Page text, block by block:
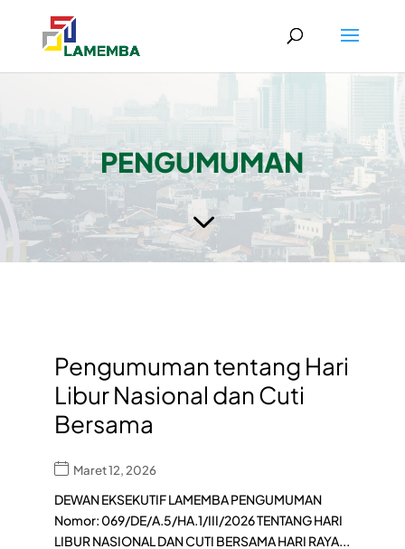
PENGUMUMAN
3
Pengumuman tentang Hari
Libur Nasional dan Cuti
Bersama
Maret 12, 2026
DEWAN EKSEKUTIF LAMEMBA PENGUMUMAN
Nomor: 069/DE/A.5/HA.1/III/2026 TENTANG HARI
LIBUR NASIONAL DAN CUTI BERSAMA HARI RAYA...